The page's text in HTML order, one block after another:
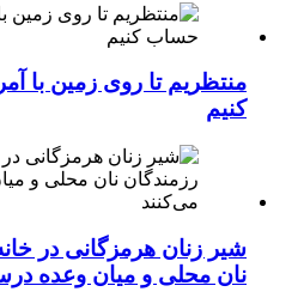
منتظریم تا روی زمین با
کنیم
شیر زنان هرمزگانی در
نان محلی و میان وعده